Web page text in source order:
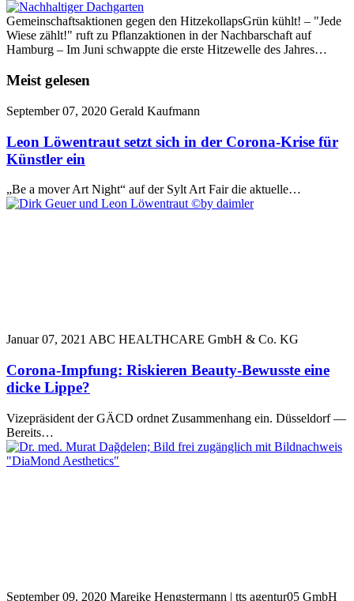
Gemeinschaftsaktionen gegen den HitzekollapsGrün kühlt! – "Jede
Wiese zählt!" ruft zu Pflanzaktionen in der Nachbarschaft auf
Hamburg – Im Juni schwappte die erste Hitzewelle des Jahres…
Meist gelesen
September 07, 2020 Gerald Kaufmann
Leon Löwentraut setzt sich in der Corona-Krise für
Künstler ein
„Be a mover Art Night“ auf der Sylt Art Fair die aktuelle…
Januar 07, 2021 ABC HEALTHCARE GmbH & Co. KG
Corona-Impfung: Riskieren Beauty-Bewusste eine
dicke Lippe?
Vizepräsident der GÄCD ordnet Zusammenhang ein. Düsseldorf —
Bereits…
September 09, 2020 Mareike Hengstermann | tts agentur05 GmbH